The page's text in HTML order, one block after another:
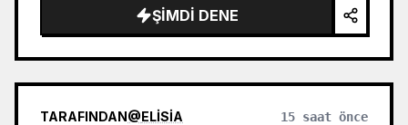
ŞIMDI DENE
TARAFINDAN@ELISIA 15 saat önce